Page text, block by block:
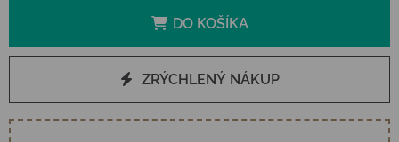
DO KOŠÍKA
ZRÝCHLENÝ NÁKUP